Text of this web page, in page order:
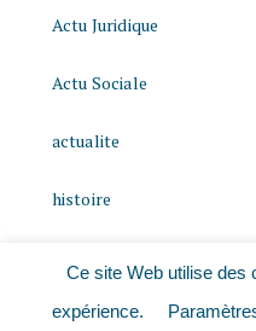
Actu Juridique
Actu Sociale
actualite
histoire
Non classé
Ce site Web utilise des
expérience.